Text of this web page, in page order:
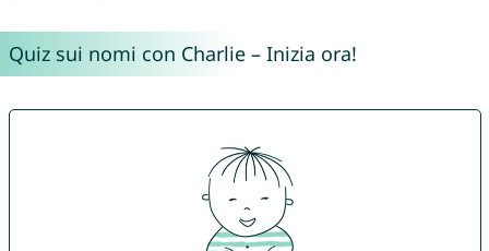
Quiz sui nomi con Charlie – Inizia ora!